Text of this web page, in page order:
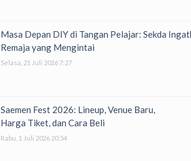
Masa Depan DIY di Tangan Pelajar: Sekda
Remaja yang Mengintai
Selasa, 21 Juli 2026 7:27
Saemen Fest 2026: Lineup, Venue Baru,
Harga Tiket, dan Cara Beli
Rabu, 1 Juli 2026 20:54